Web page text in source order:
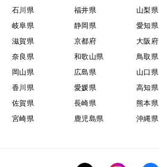
石川県
福井県 山梨県
岐阜県
静岡県 愛知県
滋賀県
京都府 大阪府
奈良県
和歌山県 鳥取県
岡山県
広島県 山口県
香川県
愛媛県 高知県
佐賀県
長崎県 熊本県
宮崎県
鹿児島県 沖縄県